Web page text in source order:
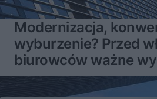
Modernizacja,
wyburzenie? Przed
biurowców ważne